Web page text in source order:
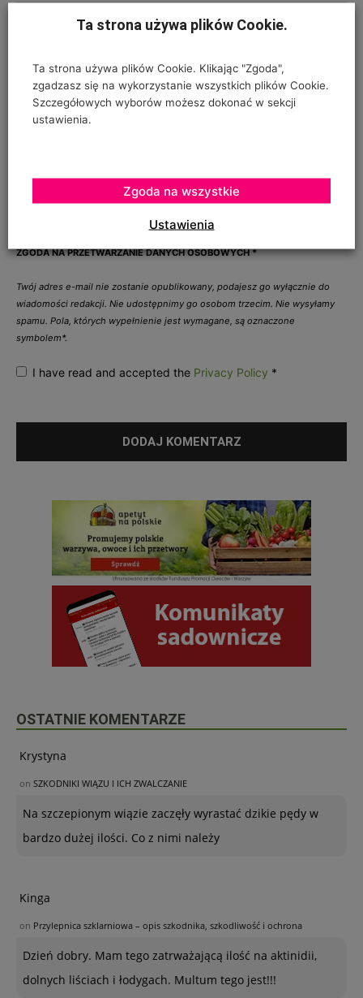
ZGODA NA PRZETWARZANIE DANYCH OSOBOWYCH*
Twój adres e-mail nie zostanie opublikowany, podajesz go wyłącznie do
wiadomości redakcji. Nie udostępnimy go osobom trzecim. Nie wysyłamy
spamu. Pola, których wypełnienie jest wymagane, są oznaczone
symbolem*.
I have read and accepted the Privacy Policy *
OSTATNIE KOMENTARZE
Krystyna
on SZKODNIKI WIĄZU I ICH ZWALCZANIE
Na szczepionym wiązie zaczęły wyrastać dzikie pędy w
bardzo dużej ilości. Co z nimi należy
Kinga
on Przylepnica szklarniowa – opis szkodnika, szkodliwość i ochrona
Dzień dobry. Mam tego zatrważającą ilość na aktinidii,
dolnych liściach i łodygach. Multum tego jest!!!
Ta strona używa plików Cookie.
Ta strona używa plików Cookie. Klikając "Zgoda",
zgadzasz się na wykorzystanie wszystkich plików Cookie.
Szczegółowych wyborów możesz dokonać w sekcji
ustawienia.
Ustawienia
Zgoda na wszystkie